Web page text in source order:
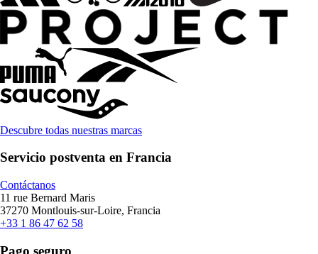
Descubre todas nuestras marcas
Servicio postventa en Francia
Contáctanos
11 rue Bernard Maris
37270 Montlouis-sur-Loire, Francia
+33 1 86 47 62 58
Pago seguro